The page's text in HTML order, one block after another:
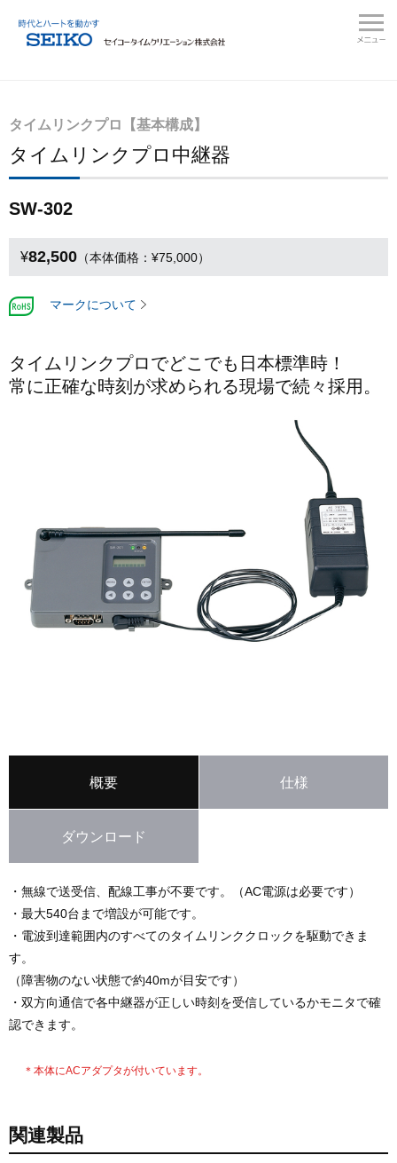
タイムリンクプロ【基本構成】
タイムリンクプロ中継器
SW-302
¥82,500 （本体価格：¥75,000）
マークについて
タイムリンクプロでどこでも日本標準時！
常に正確な時刻が求められる現場で続々採用。
概要 仕様
ダウンロード
・無線で送受信、配線工事が不要です。（AC電源は必要です）
・最大540台まで増設が可能です。
・電波到達範囲内のすべてのタイムリンククロックを駆動できま
す。
（障害物のない状態で約40mが目安です）
・双方向通信で各中継器が正しい時刻を受信しているかモニタで確
認できます。
＊本体にACアダプタが付いています。
関連製品